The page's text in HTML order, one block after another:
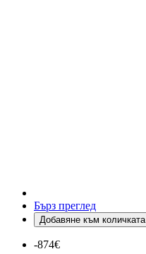
Бърз преглед
Добавяне към количката
-874€